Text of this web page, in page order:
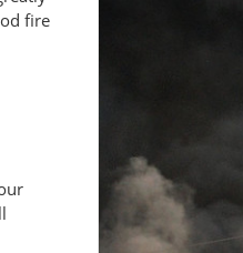
fire